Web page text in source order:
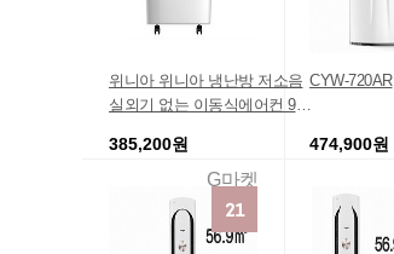
위니아 위니아 냉난방 저소음
실외기 없는 이동식에어컨 9평
385,200원
G마켓
CYW-720AR
474,900원